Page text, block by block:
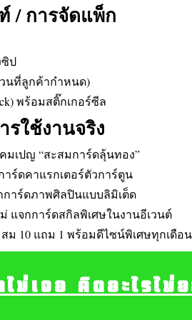
/ การจัดแพ็ก
ซิป
นที่ลูกค้ากำหนด)
พร้อมสติ๊กเกอร์ซีล
รใช้งานจริง
มเปญ “สะสมการ์ดลุ้นทอง”
ร์ดคาแรกเตอร์ตัวการ์ตูน
การ์ดภาพศิลปินแบบลิมิเต็ด
แจกการ์ดสกิลพิเศษในงานอีเวนต์
ม 10 แถม 1 พร้อมดีไซน์พิเศษทุกเดือน
ไม่เจอ คิดอะไรไ